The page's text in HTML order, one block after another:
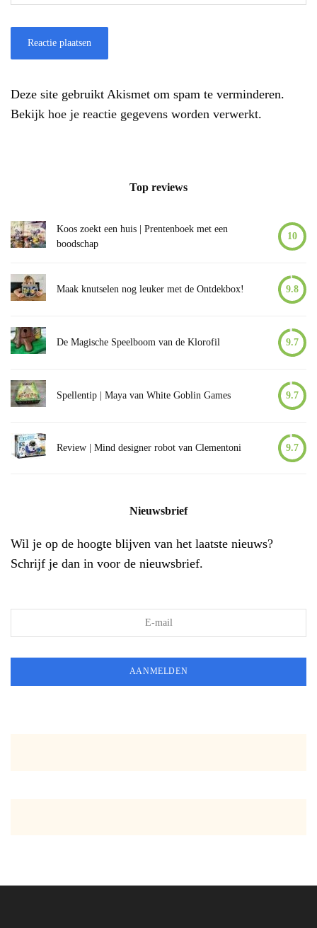
Deze site gebruikt Akismet om spam te verminderen.
Bekijk hoe je reactie gegevens worden verwerkt.
Top reviews
Koos zoekt een huis | Prentenboek met een
boodschap
10
Maak knutselen nog leuker met de Ontdekbox! 9.8
De Magische Speelboom van de Klorofil 9.7
Spellentip | Maya van White Goblin Games 9.7
Review | Mind designer robot van Clementoni 9.7
Nieuwsbrief
Wil je op de hoogte blijven van het laatste nieuws?
Schrijf je dan in voor de nieuwsbrief.